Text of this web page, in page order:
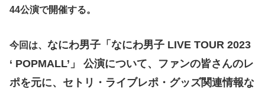
44公演で開催する。
今回は、 なにわ男子「なにわ男子 LIVE TOUR 2023
‘ POPMALL’」 公演について、ファンの皆さんのレ
ポを元に、セトリ・ライブレポ・グッズ関連情報な